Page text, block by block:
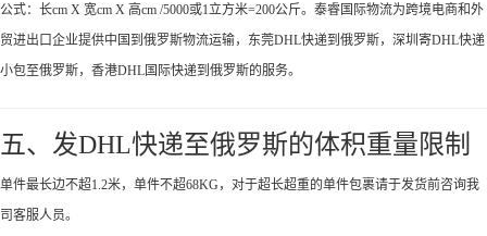
公式：长cm X 宽cm X 高cm /5000或1立方米=200公斤。泰睿国际物流为跨境电商和外
贸进出口企业提供中国到俄罗斯物流运输，东莞DHL快递到俄罗斯，深圳寄DHL快递
小包至俄罗斯，香港DHL国际快递到俄罗斯的服务。
五、发DHL快递至俄罗斯的体积重量限制
单件最长边不超1.2米，单件不超68KG，对于超长超重的单件包裹请于发货前咨询我
司客服人员。